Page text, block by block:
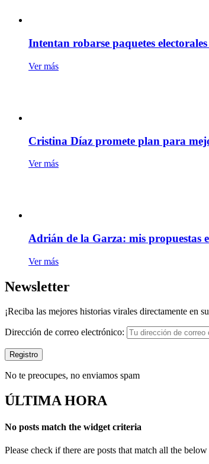
Intentan robarse paquetes
Ver más
Cristina Díaz promete plan para
Ver más
Adrián de la Garza: mis propuestas
Ver más
Newsletter
¡Reciba las mejores historias virales directamente en
Dirección de correo electrónico:
No te preocupes, no enviamos spam
ÚLTIMA HORA
No posts match the widget criteria
Please check if there are posts that match all the